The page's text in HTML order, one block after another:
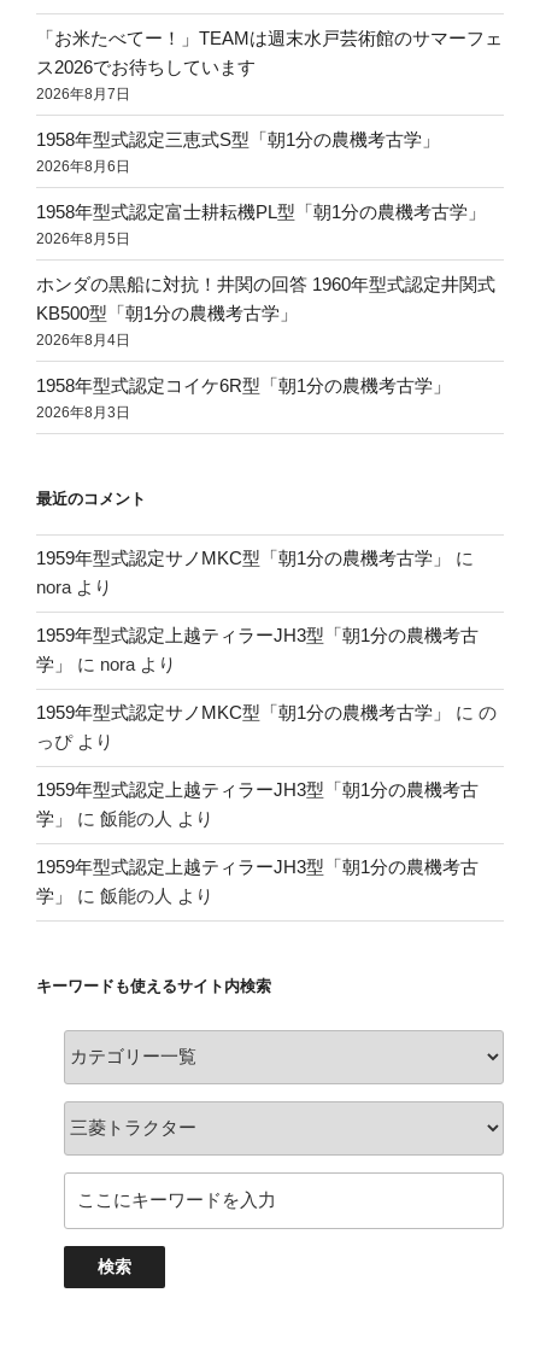
「お米たべてー！」TEAMは週末水戸芸術館のサマーフェ
ス2026でお待ちしています
2026年8月7日
1958年型式認定三恵式S型「朝1分の農機考古学」
2026年8月6日
1958年型式認定富士耕耘機PL型「朝1分の農機考古学」
2026年8月5日
ホンダの黒船に対抗！井関の回答 1960年型式認定井関式
KB500型「朝1分の農機考古学」
2026年8月4日
1958年型式認定コイケ6R型「朝1分の農機考古学」
2026年8月3日
最近のコメント
1959年型式認定サノMKC型「朝1分の農機考古学」
に
nora より
1959年型式認定上越ティラーJH3型「朝1分の農機考古
学」
に nora より
1959年型式認定サノMKC型「朝1分の農機考古学」 に の
っぴより
1959年型式認定上越ティラーJH3型「朝1分の農機考古
学」
に 飯能の人 より
1959年型式認定上越ティラーJH3型「朝1分の農機考古
学」
に 飯能の人 より
キーワードも使えるサイト内検索